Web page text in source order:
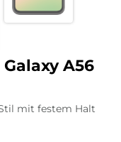
A56
mit festem Halt